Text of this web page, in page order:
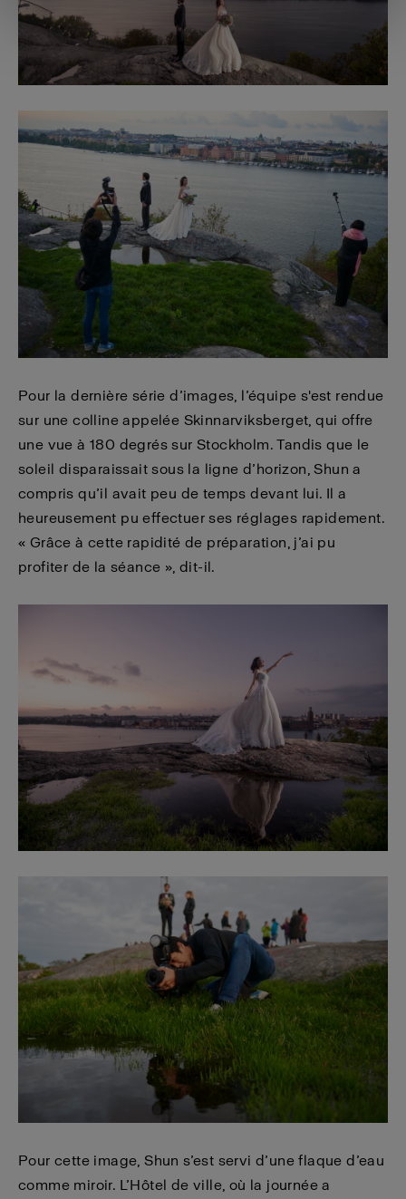
Pour la dernière série d’images, l’équipe s'est rendue
sur une colline appelée Skinnarviksberget, qui offre
une vue à 180 degrés sur Stockholm. Tandis que le
soleil disparaissait sous la ligne d’horizon, Shun a
compris qu’il avait peu de temps devant lui. Il a
heureusement pu effectuer ses réglages rapidement.
« Grâce à cette rapidité de préparation, j’ai pu
profiter de la séance », dit-il.
Pour cette image, Shun s’est servi d’une flaque d’eau
comme miroir. L’Hôtel de ville, où la journée a